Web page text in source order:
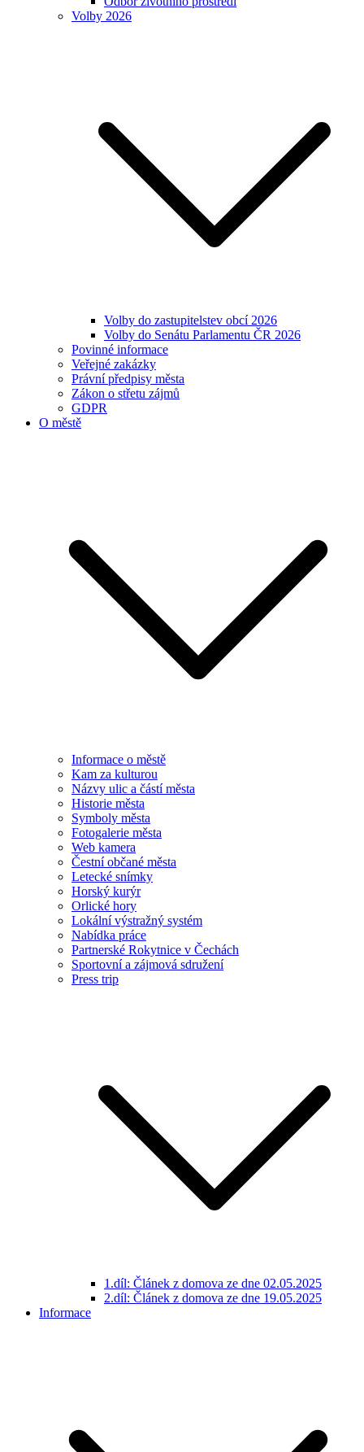
Volby 2026
Volby do zastupitelstev obcí 2026
Volby do Senátu Parlamentu ČR 2026
Povinné informace
Veřejné zakázky
Právní předpisy města
Zákon o střetu zájmů
GDPR
O městě
Informace o městě
Kam za kulturou
Názvy ulic a částí města
Historie města
Symboly města
Fotogalerie města
Web kamera
Čestní občané města
Letecké snímky
Horský kurýr
Orlické hory
Lokální výstražný systém
Nabídka práce
Partnerské Rokytnice v Čechách
Sportovní a zájmová sdružení
Press trip
1.díl: Článek z domova ze dne 02.05.2025
2.díl: Článek z domova ze dne 19.05.2025
Informace